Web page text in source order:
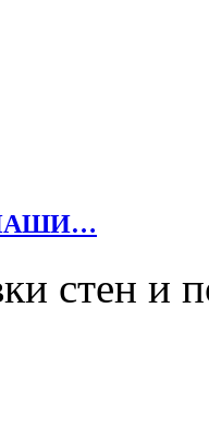
НАШИ…
стен и